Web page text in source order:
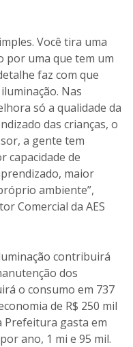
Você tira uma
por uma que tem um
faz com que
Nas
só a qualidade da
das crianças, o
a gente tem
capacidade de
maior
ambiente”,
Comercial da AES
contribuirá
dos
o consumo em 737
de R$ 250 mil
Prefeitura gasta em
ano, 1 mi e 95 mil.